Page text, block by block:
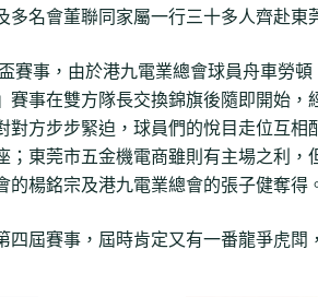
多名會董聯同家屬一行三十多人齊赴東
賽事，由於港九電業總會球員舟車勞
賽事在雙方隊長交換錦旗後隨即開始，
對方步步緊迫，球員們的悅目走位互
；東莞市五金機電商雖則有主場之利
的楊銘宗及港九電業總會的張子健奪得
四屆賽事，屆時肯定又有一番龍爭虎閗